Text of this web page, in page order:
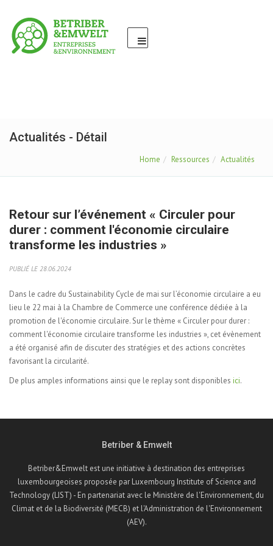
Actualités - Détail
Home Ressources Actualités
Retour sur l’événement « Circuler pour
durer : comment l'économie circulaire
transforme les industries »
PUBLIÉ LE 28.06.2024
Dans le cadre du Sustainability Cycle de mai sur l’économie circulaire a eu
lieu le 22 mai à la Chambre de Commerce une conférence dédiée à la
promotion de l'économie circulaire. Sur le thème « Circuler pour durer :
comment l'économie circulaire transforme les industries », cet évènement
a été organisé afin de discuter des stratégies et des actions concrètes
favorisant la circularité.
De plus amples informations ainsi que le replay sont disponibles ici.
Betriber & Emwelt
Betriber&Emwelt est une initiative à destination des entreprises
luxembourgeoises proposée par Luxembourg Institute of Science and
Technology (LIST) - En partenariat avec le Ministère de l'Environnement, du
Climat et de la Biodiversité (MECB) et l'Administration de l'Environnement
(AEV).